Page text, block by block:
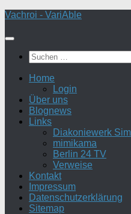
Zum
springen
Vachroi - VariAble
Suchen
nach:
Home
Login
Über uns
Blognews
Links
Diakoniewerk
mimikama
Berlin 24 TV
Verweise
Kontakt
Impressum
Datenschutzerklärung
Sitemap